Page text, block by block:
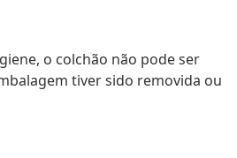
o colchão não pode ser
tiver sido removida ou